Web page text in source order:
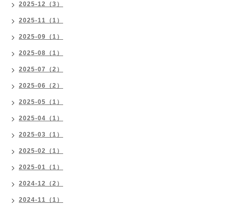
2025-12（3）
2025-11（1）
2025-09（1）
2025-08（1）
2025-07（2）
2025-06（2）
2025-05（1）
2025-04（1）
2025-03（1）
2025-02（1）
2025-01（1）
2024-12（2）
2024-11（1）